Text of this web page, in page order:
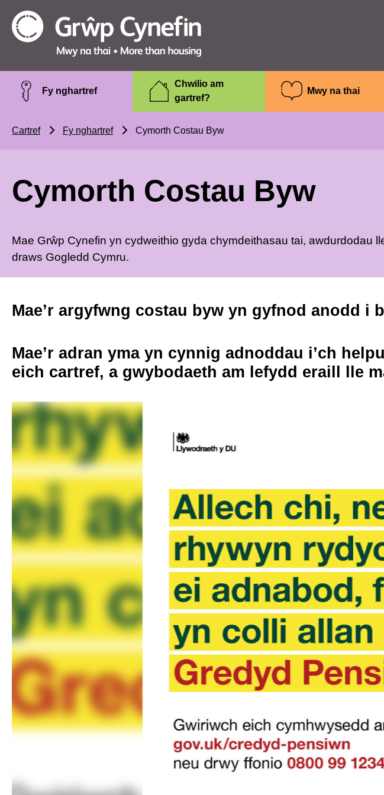
Grŵp
Cynefin
Fy nghartref
Chwilio am
gartref?
Mwy na thai
Cartref Fy nghartref Cymorth Costau Byw
Cymorth Costau Byw
Mae Grŵp Cynefin yn cydweithio gyda chymdeithasau tai, awdurdodau
draws Gogledd Cymru.
Mae’r argyfwng costau byw yn gyfnod anodd i
Mae’r adran yma yn cynnig adnoddau i’ch
eich cartref, a gwybodaeth am lefydd eraill lle